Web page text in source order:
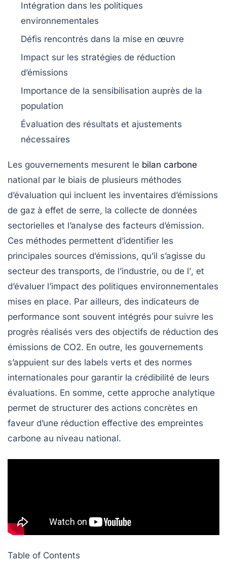
Intégration dans les politiques
environnementales
Défis rencontrés dans la mise en œuvre
Impact sur les stratégies de réduction
d’émissions
Importance de la sensibilisation auprès de la
population
Évaluation des résultats et ajustements
nécessaires
Les gouvernements mesurent le bilan carbone
national par le biais de plusieurs méthodes
d’évaluation qui incluent les inventaires d’émissions
de gaz à effet de serre, la collecte de données
sectorielles et l’analyse des facteurs d’émission.
Ces méthodes permettent d’identifier les
principales sources d’émissions, qu’il s’agisse du
secteur des transports, de l’industrie, ou de l’, et
d’évaluer l’impact des politiques environnementales
mises en place. Par ailleurs, des indicateurs de
performance sont souvent intégrés pour suivre les
progrès réalisés vers des objectifs de réduction des
émissions de CO2. En outre, les gouvernements
s’appuient sur des labels verts et des normes
internationales pour garantir la crédibilité de leurs
évaluations. En somme, cette approche analytique
permet de structurer des actions concrètes en
faveur d’une réduction effective des empreintes
carbone au niveau national.
Table of Contents